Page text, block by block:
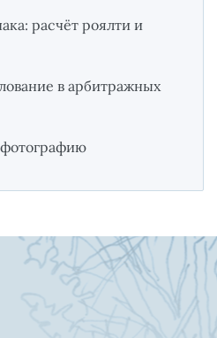
расчёт роялти и
в арбитражных
фотографию